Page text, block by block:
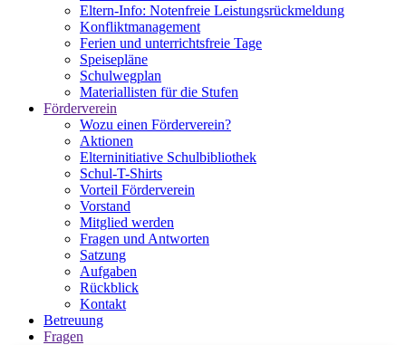
Eltern-Info: Notenfreie Leistungsrückmeldung
Konfliktmanagement
Ferien und unterrichtsfreie Tage
Speisepläne
Schulwegplan
Materiallisten für die Stufen
Förderverein
Wozu einen Förderverein?
Aktionen
Elterninitiative Schulbibliothek
Schul-T-Shirts
Vorteil Förderverein
Vorstand
Mitglied werden
Fragen und Antworten
Satzung
Aufgaben
Rückblick
Kontakt
Betreuung
Fragen